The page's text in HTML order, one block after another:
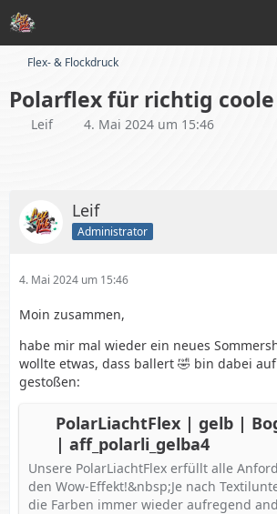
Flex- & Flockdruck
Polarflex für richtig
Leif 4. Mai 2024 um 15:46
Leif
Administrator
4. Mai 2024 um 15:46
Moin zusammen,
habe mir mal wieder ein neues
wollte etwas, dass ballert 🤣 bin dabei
gestoßen:
PolarLiachtFlex | gelb |
| aff_polarli_gelba4
Unsere PolarLiachtFlex erfüllt alle
den Wow-Effekt!&nbsp;Je nach
die Farben immer wieder aufregend